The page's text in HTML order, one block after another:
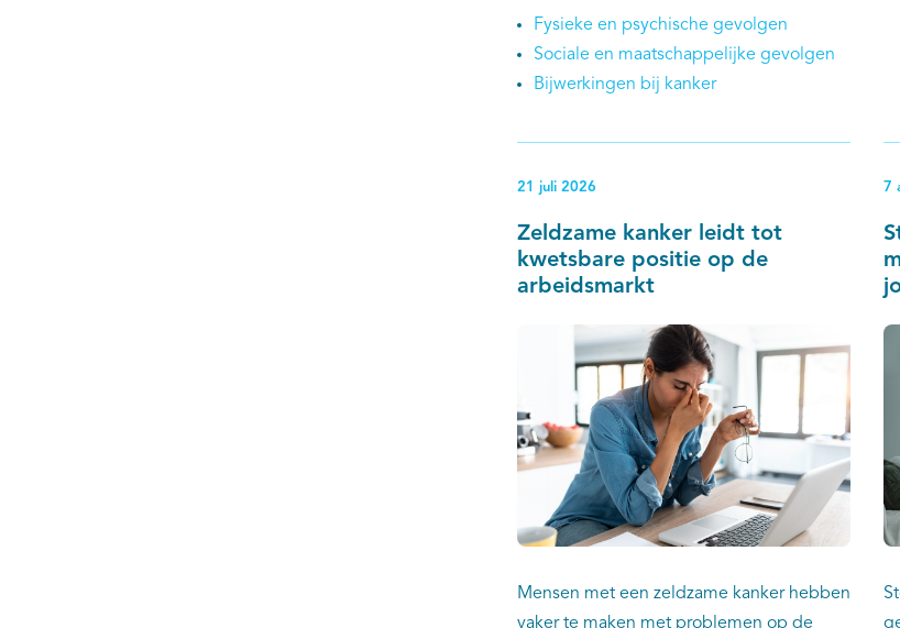
Fysieke en psychische gevolgen
Sociale en maatschappelijke gevolgen
Bijwerkingen bij kanker
21 juli 2026
Zeldzame kanker leidt tot
kwetsbare positie op de
arbeidsmarkt
Mensen met een zeldzame kanker hebben
vaker te maken met problemen op de
7